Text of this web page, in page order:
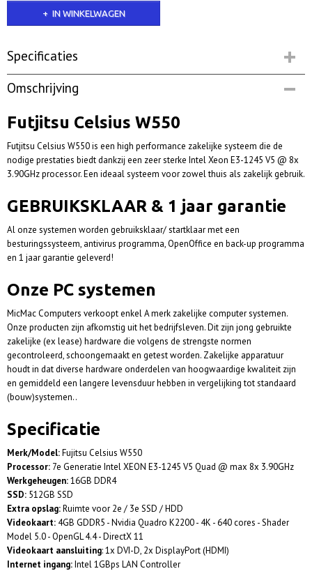
IN WINKELWAGEN
Specificaties
Productcode
fcw550nix | Op voorraad
Netto gewicht
10,00 Kg
Omschrijving
Futjitsu Celsius W550
Futjitsu Celsius W550 is een high performance zakelijke systeem die de
nodige prestaties biedt dankzij een zeer sterke Intel Xeon E3-1245 V5 @ 8x
3.90GHz processor.Een ideaal systeem voor zowel thuis als zakelijk gebruik.
GEBRUIKSKLAAR & 1 jaar garantie
Al onze systemen worden gebruiksklaar/ startklaar met een
besturingssysteem, antivirus programma, OpenOffice en back-up programma
en 1 jaar garantie geleverd!
Onze PC systemen
MicMac Computers verkoopt enkel A merk zakelijke computer systemen.
Onze producten zijn afkomstig uit het bedrijfsleven. Dit zijn jong gebruikte
zakelijke (ex lease) hardware die volgens de strengste normen
gecontroleerd, schoongemaakt en getest worden. Zakelijke apparatuur
houdt in dat diverse hardware onderdelen van hoogwaardige kwaliteit zijn
en gemiddeld een langere levensduur hebben in vergelijking tot standaard
(bouw)systemen..
Specificatie
Merk/Model:Fujitsu Celsius W550
Processor: 7e Generatie Intel XEON E3-1245 V5 Quad @ max 8x 3.90GHz
Werkgeheugen:16GB DDR4
SSD: 512GB SSD
Extra opslag:Ruimte voor 2e / 3e SSD / HDD
Videokaart: 4GB GDDR5 - Nvidia Quadro K2200 - 4K - 640 cores - Shader
Model 5.0 - OpenGL 4.4 - DirectX 11
Videokaart aansluiting: 1x DVI-D, 2x DisplayPort (HDMI)
Internet ingang:Intel 1GBps LAN Controller